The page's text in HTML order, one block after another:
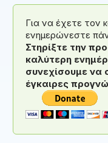
Για να έχετε τον
ενημερώνεστε
Στηρίξτε την
καλύτερη
συνεχίσουμε να
έγκαιρες